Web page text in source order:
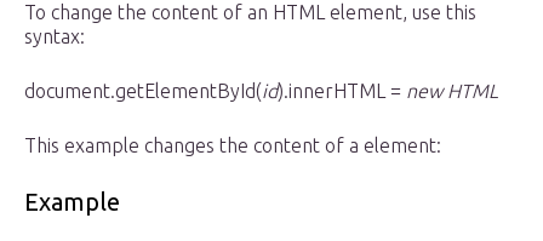
To change the content of an HTML element, use this
syntax:
document.getElementById(id).innerHTML = new HTML
This example changes the content of a element:
Example